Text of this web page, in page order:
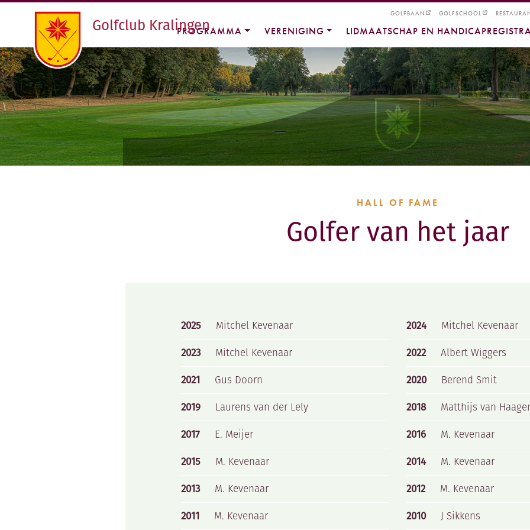
Golfclub Kralingen LIDMAATSCHAP EN
VERENIGING
PROGRAMMA
GOLFSCHOOL
GOLFBAAN
HALL OF FAME
Golfer van het jaar
2025 Mitchel Kevenaar 2024
Mitchel Kevenaar
2023
Mitchel Kevenaar 2022
Albert Wiggers
2021
Gus Doorn 2020
Berend Smit
2019
Laurens van der Lely 2018
Matthijs van
2017
E. Meijer 2016
M. Kevenaar
2015
M. Kevenaar 2014
M. Kevenaar
2013
M. Kevenaar 2012
M. Kevenaar
2011
M. Kevenaar 2010 J Sikkens